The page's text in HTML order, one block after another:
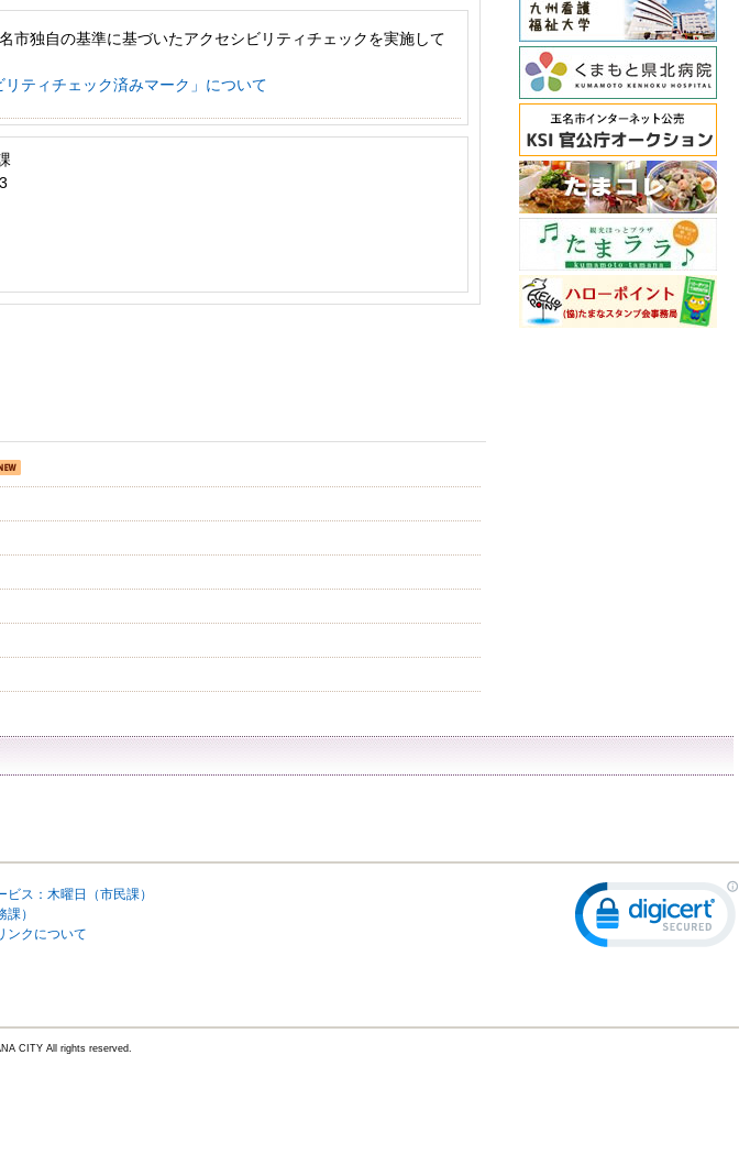
市独自の基準に基づいたアクセシビリティチェックを実施して
リティチェック済みマーク」について
ス：木曜日（市民課）
）
ンクについて
CITY All rights reserved.